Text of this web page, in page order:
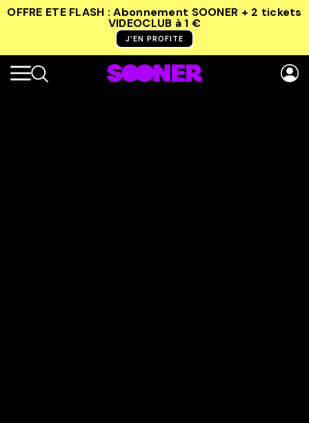
OFFRE ETE FLASH : Abonnement SOONER + 2 tickets
VIDEOCLUB à 1 €
J’EN PROFITE